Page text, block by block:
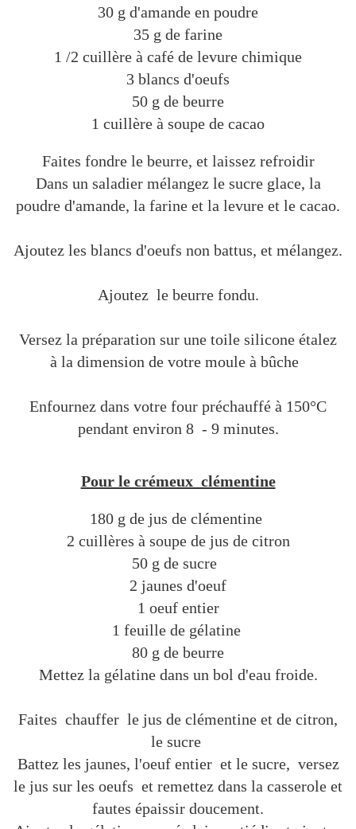
30 g d'amande en poudre
35 g de farine
1 /2 cuillère à café de levure chimique
3 blancs d'oeufs
50 g de beurre
1 cuillère à soupe de cacao
Faites fondre le beurre, et laissez refroidir
Dans un saladier mélangez le sucre glace, la
poudre d'amande, la farine et la levure et le cacao.
Ajoutez les blancs d'oeufs non battus, et mélangez.
Ajoutez le beurre fondu.
Versez la préparation sur une toile silicone étalez
à la dimension de votre moule à bûche
Enfournez dans votre four préchauffé à 150°C
pendant environ 8 - 9 minutes.
Pour le crémeux clémentine
180 g de jus de clémentine
2 cuillères à soupe de jus de citron
50 g de sucre
2 jaunes d'oeuf
1 oeuf entier
1 feuille de gélatine
80 g de beurre
Mettez la gélatine dans un bol d'eau froide.
Faites chauffer le jus de clémentine et de citron,
le sucre
Battez les jaunes, l'oeuf entier et le sucre, versez
le jus sur les oeufs et remettez dans la casserole et
fautes épaissir doucement.